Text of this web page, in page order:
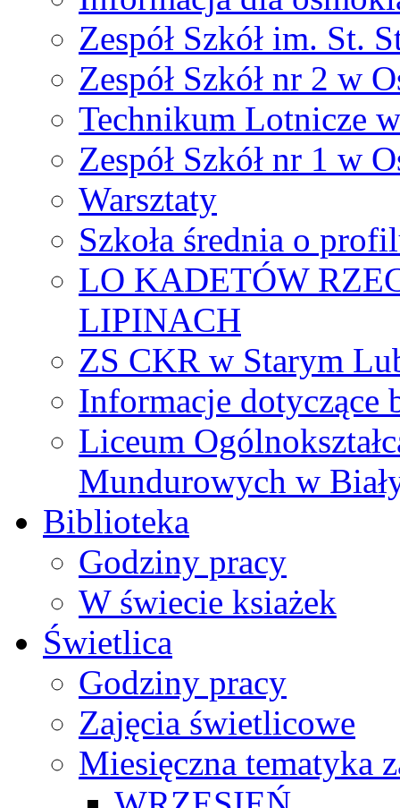
Zespół Szkół im. St.
Zespół Szkół nr 2 w
Technikum Lotnicze
Zespół Szkół nr 1 w
Warsztaty
Szkoła średnia o
LO KADETÓW
LIPINACH
ZS CKR w Starym
Informacje dotyczące
Liceum
Mundurowych w
Biblioteka
Godziny pracy
W świecie ksiażek
Świetlica
Godziny pracy
Zajęcia świetlicowe
Miesięczna tematyka